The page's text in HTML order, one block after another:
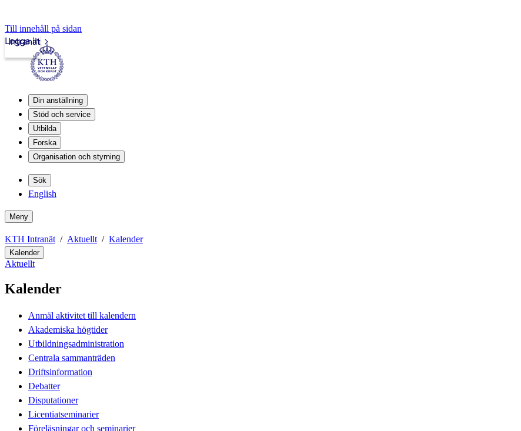
Till innehåll på sidan
Intranät
Logga in
Din anställning
Stöd och service
Utbilda
Forska
Organisation och styrning
Sök
English
Meny
KTH Intranät Aktuellt Kalender
Kalender
Aktuellt
Kalender
Anmäl aktivitet till kalendern
Akademiska högtider
Utbildningsadministration
Centrala sammanträden
Driftsinformation
Debatter
Disputationer
Licentiatseminarier
Föreläsningar och seminarier